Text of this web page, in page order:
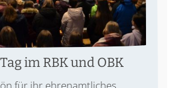
im RBK und OBK